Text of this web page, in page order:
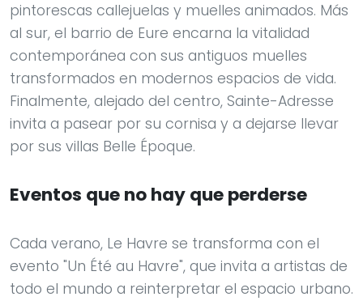
pintorescas callejuelas y muelles animados. Más
al sur, el barrio de Eure encarna la vitalidad
contemporánea con sus antiguos muelles
transformados en modernos espacios de vida.
Finalmente, alejado del centro, Sainte-Adresse
invita a pasear por su cornisa y a dejarse llevar
por sus villas Belle Époque.
Eventos que no hay que perderse
Cada verano, Le Havre se transforma con el
evento "Un Été au Havre", que invita a artistas de
todo el mundo a reinterpretar el espacio urbano.